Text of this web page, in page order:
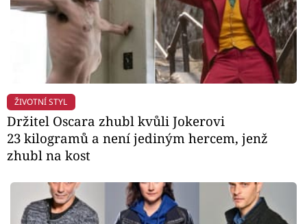
ŽIVOTNÍ STYL
Držitel Oscara zhubl kvůli Jokerovi
23 kilogramů a není jediným hercem, jenž
zhubl na kost